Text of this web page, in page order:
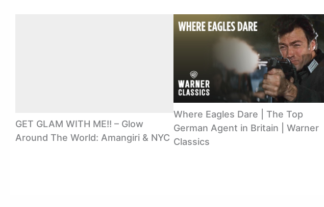
GET GLAM WITH ME!! – Glow
Around The World: Amangiri & NYC
Where Eagles Dare | The Top
German Agent in Britain | Warner
Classics